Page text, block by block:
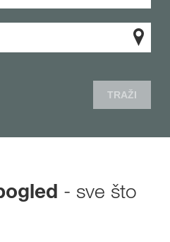
TRAŽI
- sve što